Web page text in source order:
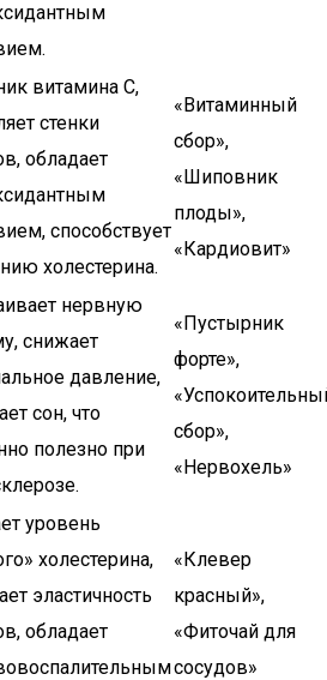
витамина С,
стенки
обладает
способствует
холестерина.
«Витаминный
сбор»,
«Шиповник
плоды»,
«Кардиовит»
нервную
снижает
давление,
сон, что
полезно при
«Пустырник
форте»,
сбор»,
«Нервохель»
уровень
холестерина,
эластичность
обладает
«Клевер
красный»,
«Фиточай для
сосудов»